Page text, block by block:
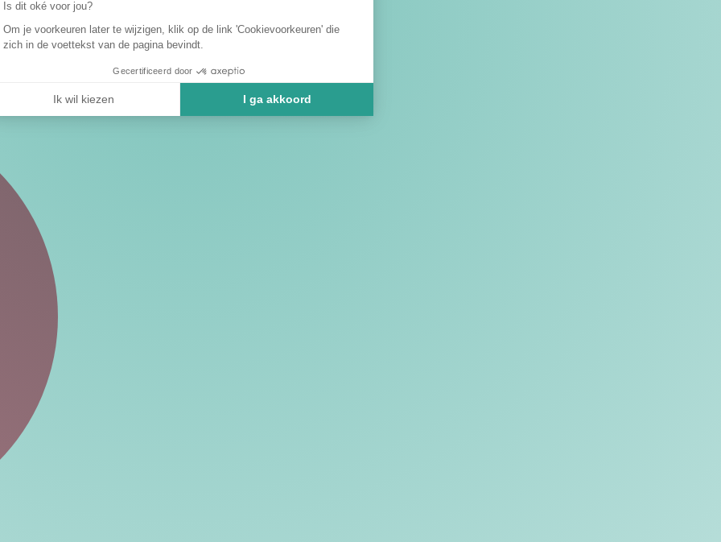
Is dit oké voor jou?
Om je voorkeuren later te wijzigen, klik op de link 'Cookievoorkeuren' die
zich in de voettekst van de pagina bevindt.
Gecertificeerd door
Ik wil kiezen I ga akkoord